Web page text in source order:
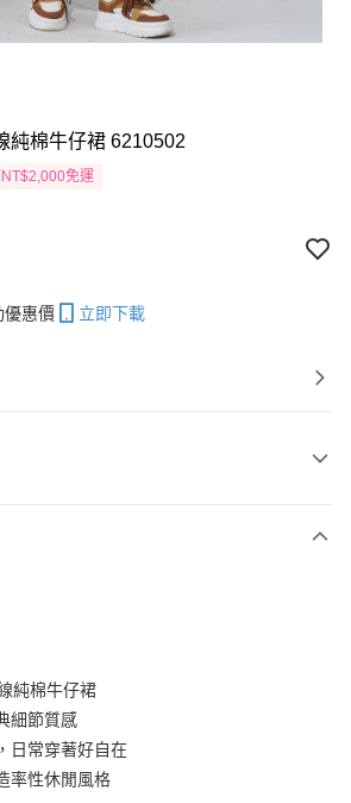
純棉牛仔裙 6210502
免運
惠價 立即下載
兆豐國際商業銀行
台中商業銀行
純棉牛仔裙
細節質感
日常穿著好自在
率性休閒風格